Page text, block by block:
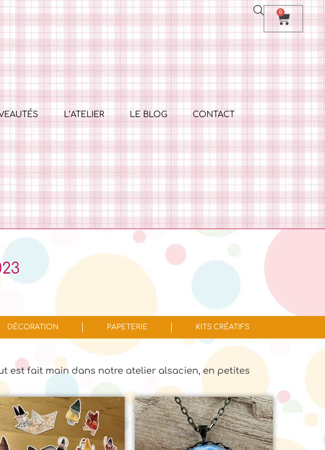
L’ATELIER LE BLOG CONTACT
0
DÉCORATION PAPETERIE KITS CRÉATIFS
est fait main dans notre atelier alsacien, en petites